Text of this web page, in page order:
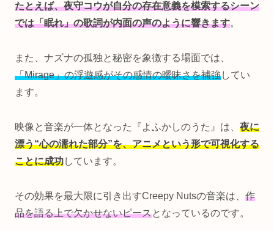
たとえば、夜守コウが自分の存在意義を模索するシーン
では「眠れ」の歌詞が内面の声のように響きます。
また、ナズナの孤独と秘密を象徴する場面では、
「Mirage」の浮遊感がその感情の曖昧さを補強してい
ます。
映像と音楽が一体となった『よふかしのうた』は、 夜に
漂う“心の濡れた部分”を、アニメという形で可視化する
ことに成功しています。
その効果を最大限に引き出すCreepy Nutsの音楽は、 作
品を語る上で欠かせないピースとなっているのです。